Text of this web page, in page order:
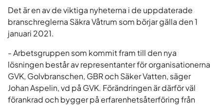
Det är en av de viktiga nyheterna i de uppdaterade
branschreglerna Säkra Våtrum som börjar gälla den 1
januari 2021.
- Arbetsgruppen som kommit fram till den nya
lösningen består av representanter för organisationerna
GVK, Golvbranschen, GBR och Säker Vatten, säger
Johan Aspelin, vd på GVK. Förändringen är därför väl
förankrad och bygger på erfarenhetsåterföring från